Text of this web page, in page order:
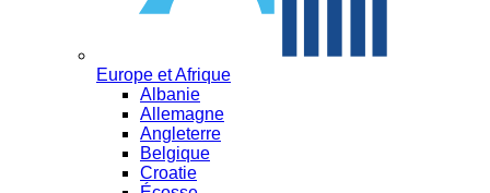
Europe et Afrique
Albanie
Allemagne
Angleterre
Belgique
Croatie